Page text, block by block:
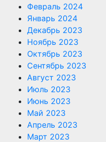
Февраль 2024
Январь 2024
Декабрь 2023
Ноябрь 2023
Октябрь 2023
Сентябрь 2023
Август 2023
Июль 2023
Июнь 2023
Май 2023
Апрель 2023
Март 2023